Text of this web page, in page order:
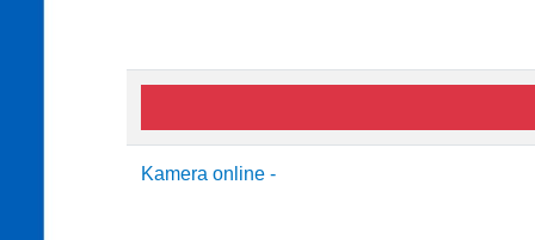
Kamera online -